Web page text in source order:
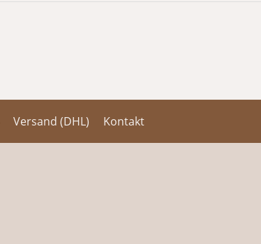
Versand (DHL) Kontakt